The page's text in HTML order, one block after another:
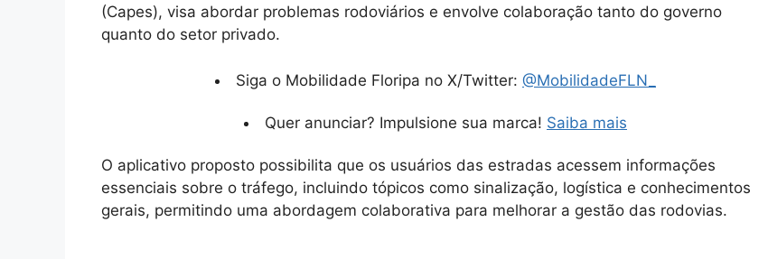
(Capes), visa abordar problemas rodoviários e envolve colaboração tanto do governo
quanto do setor privado.
Siga o Mobilidade Floripa no X/Twitter: @MobilidadeFLN_
Quer anunciar? Impulsione sua marca! Saiba mais
O aplicativo proposto possibilita que os usuários das estradas acessem informações
essenciais sobre o tráfego, incluindo tópicos como sinalização, logística e conhecimentos
gerais, permitindo uma abordagem colaborativa para melhorar a gestão das rodovias.